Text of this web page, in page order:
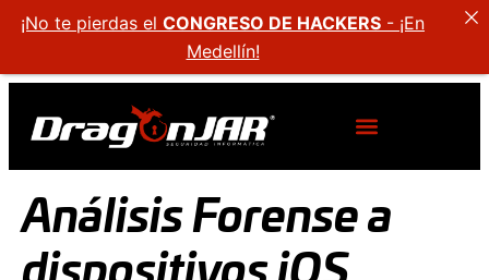
Análisis Forense a
¡No te pierdas el CONGRESO DE HACKERS - ¡En
Medellín!